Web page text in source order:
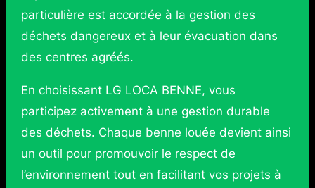
particulière est accordée à la gestion des
déchets dangereux et à leur évacuation dans
des centres agréés.
En choisissant LG LOCA BENNE, vous
participez activement à une gestion durable
des déchets. Chaque benne louée devient ainsi
un outil pour promouvoir le respect de
l’environnement tout en facilitant vos projets à